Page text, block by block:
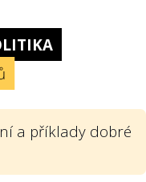
a příklady dobré